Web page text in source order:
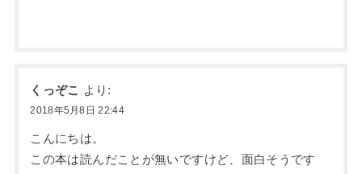
くっぞこ より:
2018年5月8日 22:44
こんにちは。
この本は読んだことが無いですけど、面白そうです